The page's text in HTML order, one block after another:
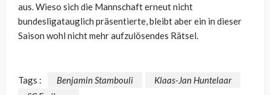
aus. Wieso sich die Mannschaft erneut nicht
bundesligatauglich präsentierte, bleibt aber ein in dieser
Saison wohl nicht mehr aufzulösendes Rätsel.
Tags : Benjamin Stambouli
Klaas-Jan Huntelaar